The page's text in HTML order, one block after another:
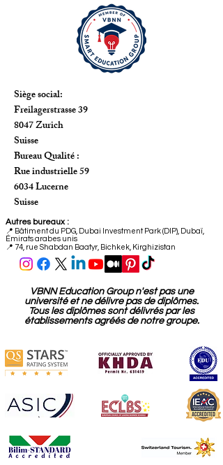
Siège social:
Freilagerstrasse 39
8047 Zurich
Suisse
Bureau Qualité :
Rue industrielle 59
6034 Lucerne
Suisse
Autres bureaux :
📍 Bâtiment du PDG, Dubai Investment Park (DIP), Dubaï,
Émirats arabes unis
📍 74, rue Shabdan Baatyr, Bichkek, Kirghizistan
VBNN Education Group n'est pas une
université et ne délivre pas de diplômes.
Tous les diplômes sont délivrés par les
établissements agréés de notre groupe.